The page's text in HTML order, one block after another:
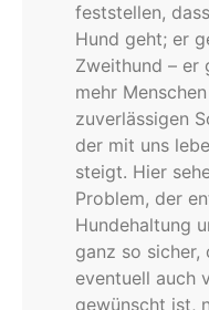
feststellen,
Hund geht; er
Zweithund – er
mehr
zuverlässigen
der mit uns
steigt. Hier
Problem, der
Hundehaltung
ganz so sicher,
eventuell auch
gewünscht ist,